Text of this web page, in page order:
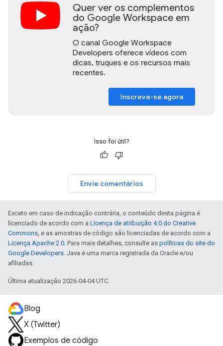
Quer ver os complementos
do Google Workspace em
ação?
O canal Google Workspace
Developers oferece vídeos com
dicas, truques e os recursos mais
recentes.
Inscreva-se agora
Isso foi útil?
Envie comentários
Exceto em caso de indicação contrária, o conteúdo desta página é
licenciado de acordo com a Licença de atribuição 4.0 do Creative
Commons, e as amostras de código são licenciadas de acordo com a
Licença Apache 2.0. Para mais detalhes, consulte as políticas do site do
Google Developers. Java é uma marca registrada da Oracle e/ou
afiliadas.
Última atualização 2026-04-04 UTC.
Blog
X (Twitter)
Exemplos de código